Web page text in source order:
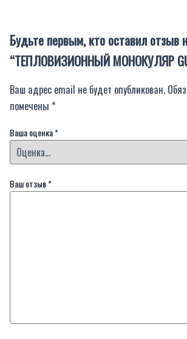
Будьте первым, кто оставил отзыв
“ТЕПЛОВИЗИОННЫЙ МОНОКУЛЯР
Ваш адрес email не будет опубликован.
помечены *
Ваша оценка*
Ваш отзыв*